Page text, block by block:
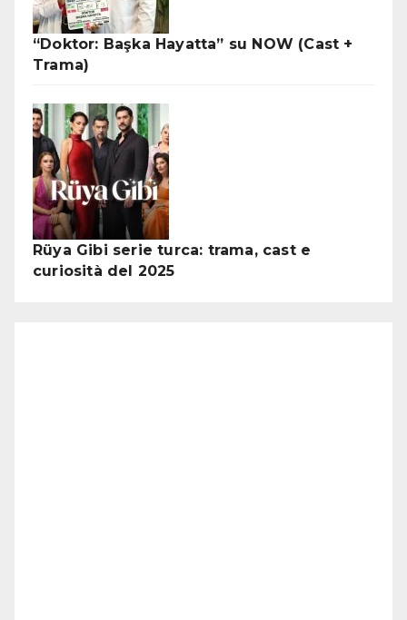
“Doktor: Başka Hayatta” su NOW (Cast +
Trama)
Rüya Gibi serie turca: trama, cast e
curiosità del 2025